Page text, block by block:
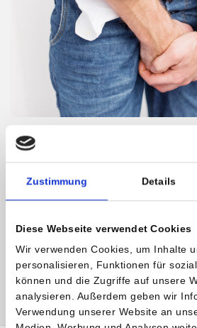
Zustimmung Details
Diese Webseite verwendet Cookies
Wir verwenden Cookies, um Inhalte
personalisieren, Funktionen für
können und die Zugriffe auf unsere
analysieren. Außerdem geben wir
Verwendung unserer Website an
Kontakt und weitere
Univ.-Doz. Dr. Michael Rauchenwald
Facharzt für Urologie
Ordination Privatklinik Maria Hilf
T:+43 (0)699 111 45 765
E:m.rauchenwald @aon.at